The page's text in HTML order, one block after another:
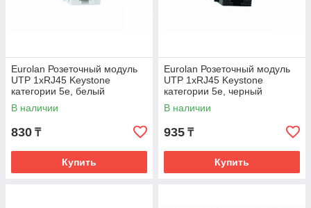
Eurolan Розеточный модуль
UTP 1xRJ45 Keystone
категории 5е, белый
В наличии
830 ₸
Купить
Eurolan Розеточный модуль
UTP 1xRJ45 Keystone
категории 5е, черный
В наличии
935 ₸
Купить